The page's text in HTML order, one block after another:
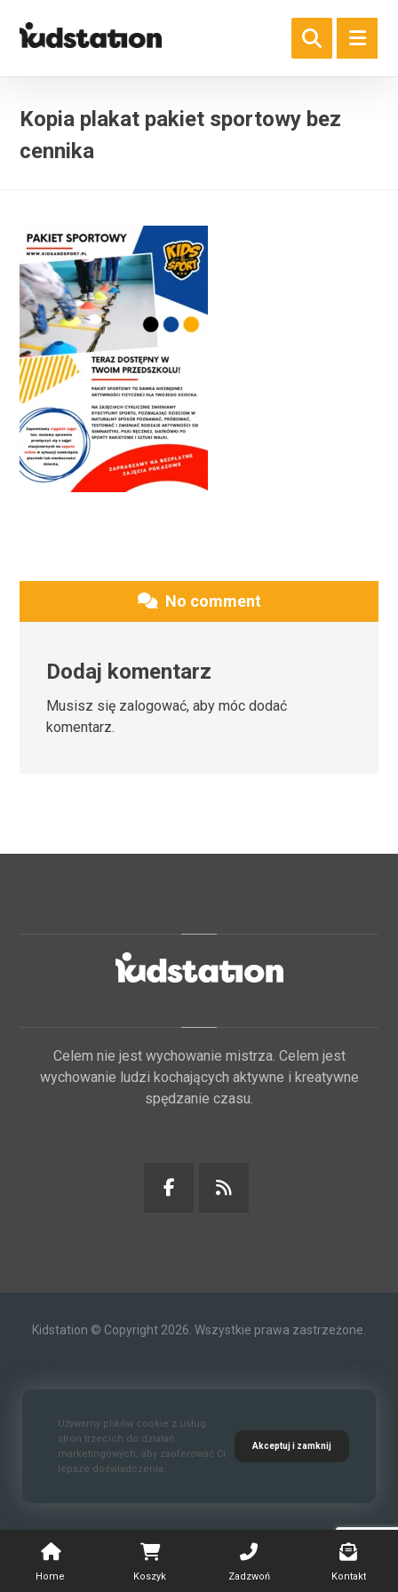
Kopia plakat pakiet sportowy bez
cennika
No comment
Dodaj komentarz
Musisz się zalogować, aby móc dodać
komentarz.
Celem nie jest wychowanie mistrza. Celem jest
wychowanie ludzi kochających aktywne i kreatywne
spędzanie czasu.
Kidstation © Copyright 2026. Wszystkie prawa zastrzeżone.
Home Koszyk Zadzwoń Kontakt
Używamy plików cookie z usług
stron trzecich do działań
marketingowych, aby zaoferować Ci
lepsze doświadczenia.
Akceptuj i zamknij